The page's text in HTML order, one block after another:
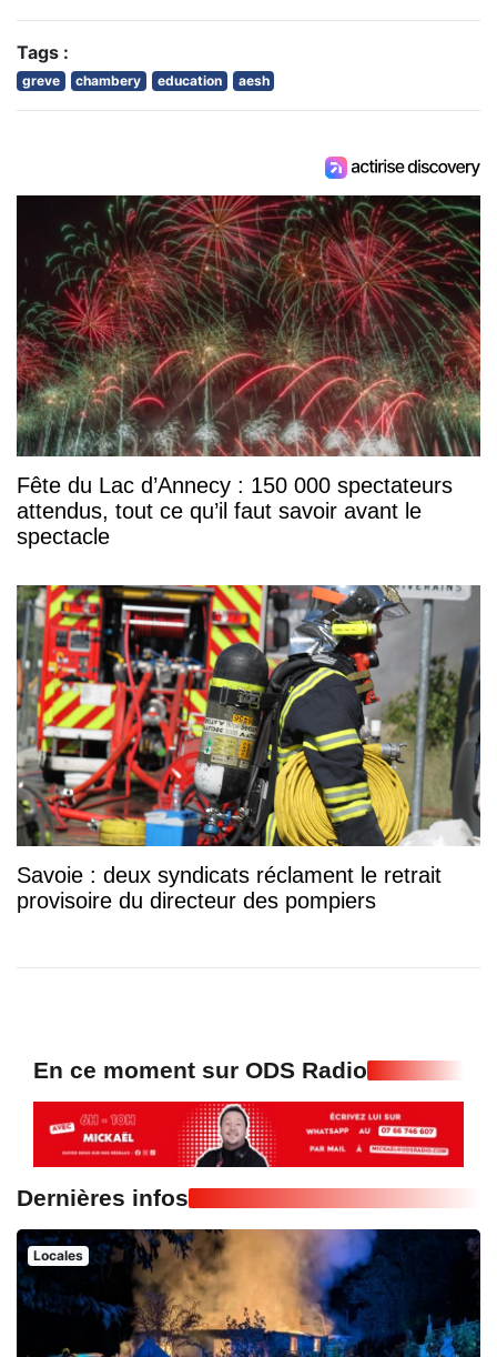
Tags :
greve chambery education aesh
Fête du Lac d’Annecy : 150 000 spectateurs
attendus, tout ce qu’il faut savoir avant le
spectacle
Savoie : deux syndicats réclament le retrait
provisoire du directeur des pompiers
En ce moment sur ODS Radio
Dernières infos
Locales